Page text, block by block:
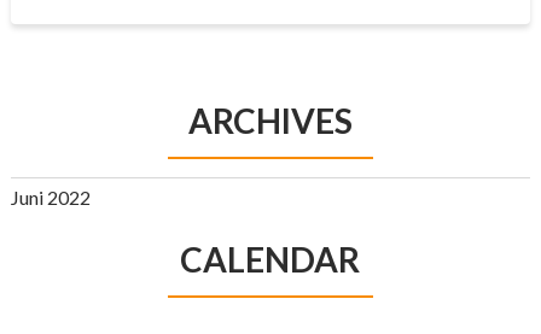
ARCHIVES
Juni 2022
CALENDAR